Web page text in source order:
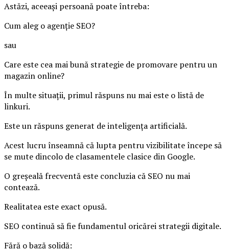
Astăzi, aceeași persoană poate întreba:
Cum aleg o agenție SEO?
sau
Care este cea mai bună strategie de promovare pentru un
magazin online?
În multe situații, primul răspuns nu mai este o listă de
linkuri.
Este un răspuns generat de inteligența artificială.
Acest lucru înseamnă că lupta pentru vizibilitate începe să
se mute dincolo de clasamentele clasice din Google.
O greșeală frecventă este concluzia că SEO nu mai
contează.
Realitatea este exact opusă.
SEO continuă să fie fundamentul oricărei strategii digitale.
Fără o bază solidă: